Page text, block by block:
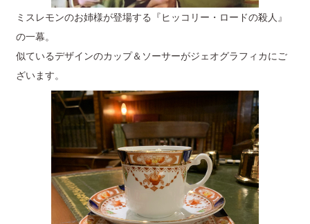
ミスレモンのお姉様が登場する『ヒッコリー・ロードの殺人』
の一幕。
似ているデザインのカップ＆ソーサーがジェオグラフィカにご
ざいます。